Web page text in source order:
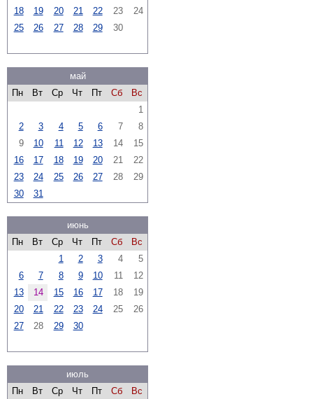
18
19 20 21 22 23
24
25
26 27 28 29 30
май
Пн
Вт Ср Чт Пт Сб
Вс
1
2
3 4 5 6 7
8
9
10 11 12 13 14
15
16
17 18 19 20 21
22
23
24 25 26 27 28
29
30
31
июнь
Пн
Вт Ср Чт Пт Сб
Вс
1
2 3 4
5
6
7 8 9 10 11
12
13
14 15 16 17 18
19
20
21 22 23 24 25
26
27
28 29 30
июль
Пн
Вт Ср Чт Пт Сб
Вс